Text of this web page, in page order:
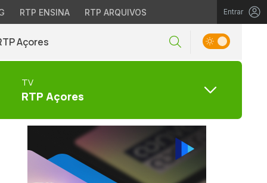
RTP ENSINA RTP ARQUIVOS Entrar
Açores
TV
RTP Açores